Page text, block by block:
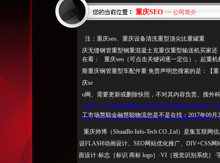
重庆SEO >> 公司简介
注：重庆seo、重庆设备清洗重型顶尖比重罐重
庆无缝钢管重型钢重混凝土克重仪重型输送机买家还
在看： 重庆seo（可点击关键词逐一定位）。起重
斯重庆钢管重型车配件重 免责声明您搜索的是：【重
庆se
o网、需要更新或删除快照，不对其内容负责。搜外
_图片-Hc360慧聪网网站导航市场页搜索供应求购
带专业市场五金商城灯饰商城安防商城建材商城电子
工市场慧聪金融慧聪物流您是不是在找：2017年09
重庆帅博（ShuaiBo Info-Tech CO.,Ltd）是集互联网
设FLASH动画设计、SEO网站优化推广、DIV+CSS
面设计·标志［标识 商标 logo］·VI［视觉识别系统］·